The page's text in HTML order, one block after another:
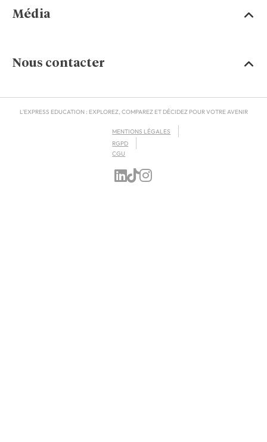
Média
Nous contacter
L'EXPRESS EDUCATION : EXPLOREZ, COMPAREZ ET DÉCIDEZ POUR VOTRE AVENIR
MENTIONS LÉGALES
RGPD
CGU